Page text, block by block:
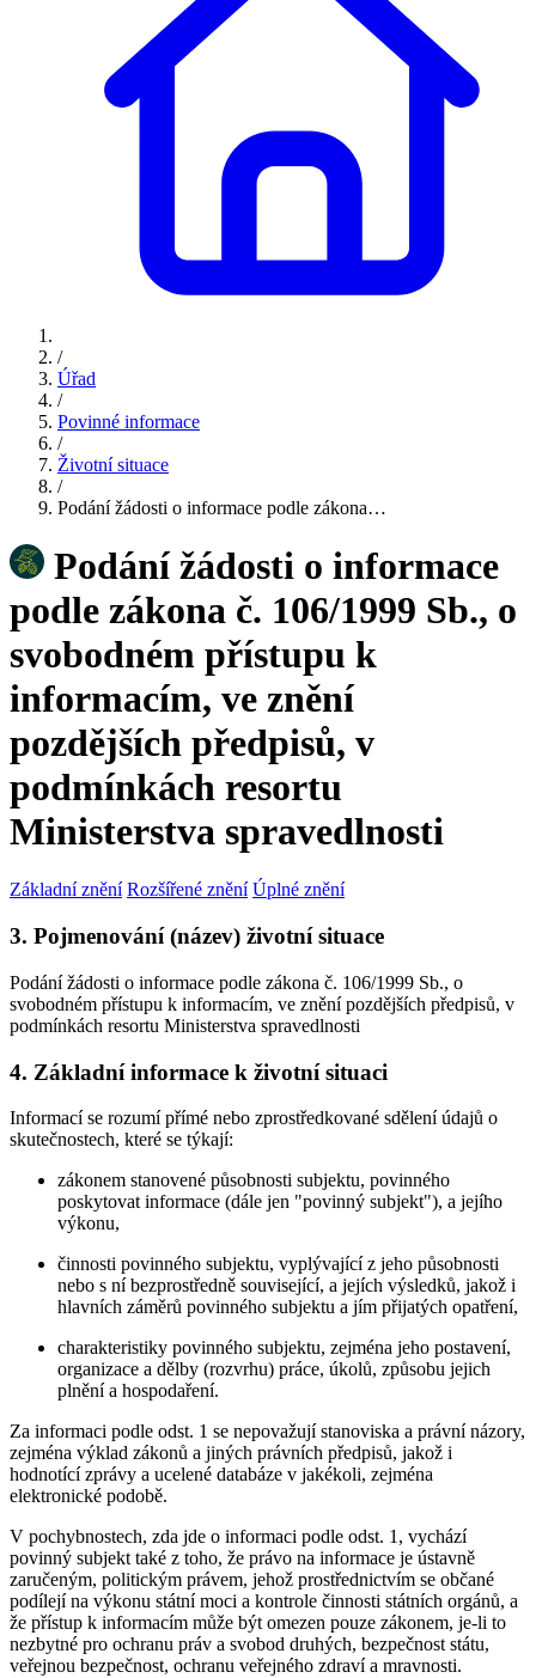
/
Úřad
/
Povinné informace
/
Životní situace
/
Podání žádosti o informace podle zákona…
Podání žádosti o informace
podle zákona č. 106/1999 Sb., o
svobodném přístupu k
informacím, ve znění
pozdějších předpisů, v
podmínkách resortu
Ministerstva spravedlnosti
Základní znění Rozšířené znění Úplné znění
3. Pojmenování (název) životní situace
Podání žádosti o informace podle zákona č. 106/1999 Sb., o
svobodném přístupu k informacím, ve znění pozdějších předpisů, v
podmínkách resortu Ministerstva spravedlnosti
4. Základní informace k životní situaci
Informací se rozumí přímé nebo zprostředkované sdělení údajů o
skutečnostech, které se týkají:
zákonem stanovené působnosti subjektu, povinného
poskytovat informace (dále jen "povinný subjekt"), a jejího
výkonu,
činnosti povinného subjektu, vyplývající z jeho působnosti
nebo s ní bezprostředně související, a jejích výsledků, jakož i
hlavních záměrů povinného subjektu a jím přijatých opatření,
charakteristiky povinného subjektu, zejména jeho postavení,
organizace a dělby (rozvrhu) práce, úkolů, způsobu jejich
plnění a hospodaření.
Za informaci podle odst. 1 se nepovažují stanoviska a právní názory,
zejména výklad zákonů a jiných právních předpisů, jakož i
hodnotící zprávy a ucelené databáze v jakékoli, zejména
elektronické podobě.
V pochybnostech, zda jde o informaci podle odst. 1, vychází
povinný subjekt také z toho, že právo na informace je ústavně
zaručeným, politickým právem, jehož prostřednictvím se občané
podílejí na výkonu státní moci a kontrole činnosti státních orgánů, a
že přístup k informacím může být omezen pouze zákonem, je-li to
nezbytné pro ochranu práv a svobod druhých, bezpečnost státu,
veřejnou bezpečnost, ochranu veřejného zdraví a mravnosti.